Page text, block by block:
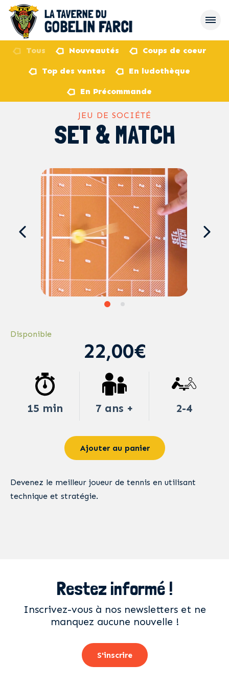
Tous Nouveautés Coups de coeur
Top des ventes En ludothèque
En Précommande
JEU DE SOCIÉTÉ
SET & MATCH
Disponible
22,00€
15 min 7 ans + 2-4
Ajouter au panier
Devenez le meilleur joueur de tennis en utilisant
technique et stratégie.
Restez informé !
Inscrivez-vous à nos newsletters et ne
manquez aucune nouvelle !
S'inscrire